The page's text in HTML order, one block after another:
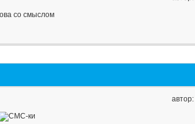
автор: